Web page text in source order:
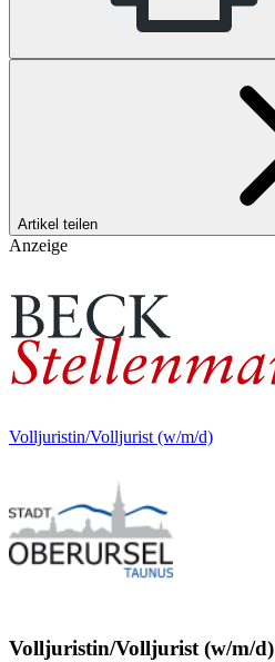
Artikel teilen
Anzeige
Volljuristin/Volljurist (w/m/d)
Volljuristin/Volljurist (w/m/d)